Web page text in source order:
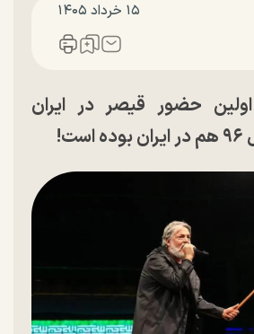
۱۵ خرداد ۱۴۰۵
حضور قیصر در ایران